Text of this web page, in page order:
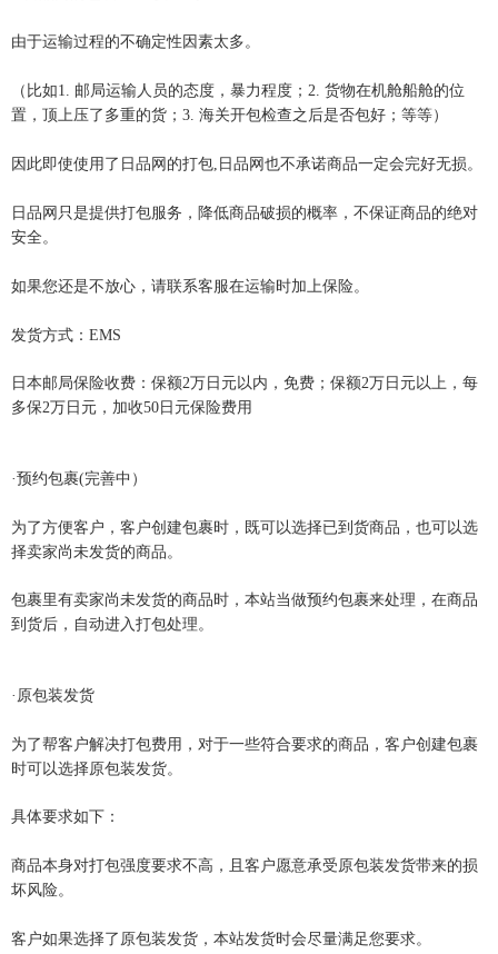
由于运输过程的不确定性因素太多。
（比如1. 邮局运输人员的态度，暴力程度； 2. 货物在机舱船舱的位
置，顶上压了多重的货； 3. 海关开包检查之后是否包好；等等）
因此即使使用了日品网的打包,日品 网也不承诺商品一定会完好无损。
日品网只是提供打包服务，降低商品破损的概率，不保证商品的绝对
安全。
如果您还是不放心，请联系客服在运输时加上保险。
发货方式：EMS
日本邮局保险收费：保额2万日元以内，免费；保额2万日元以上，每
多保2万日元，加收50日元保险费用
·预约包裹(完善中）
为了方便客户，客户创建包裹时，既可以选择已到货商品，也可以选
择卖家尚未发货的商品。
包裹里有卖家尚未发货的商品时，本站当做预约包裹来处理，在商品
到货后，自动进入打包处理。
·原包装发货
为了帮客户解决打包费用，对于一些符合要求的商品，客户创建包裹
时可以选择原包装发货。
具体要求如下：
商品本身对打包强度要求不高，且客户愿意承受原包装发货带来的损
坏风险。
客户如果选择了原包装发货，本站发货时会尽量满足您要求。